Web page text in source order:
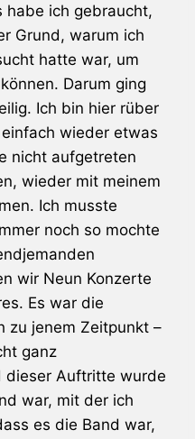
habe ich gebraucht,
Grund, warum ich
hatte war, um
Darum ging
Ich bin hier rüber
wieder etwas
nicht aufgetreten
wieder mit meinem
Ich musste
noch so mochte
wir Neun Konzerte
Es war die
zu jenem Zeitpunkt –
ganz
dieser Auftritte wurde
war, mit der ich
es die Band war,